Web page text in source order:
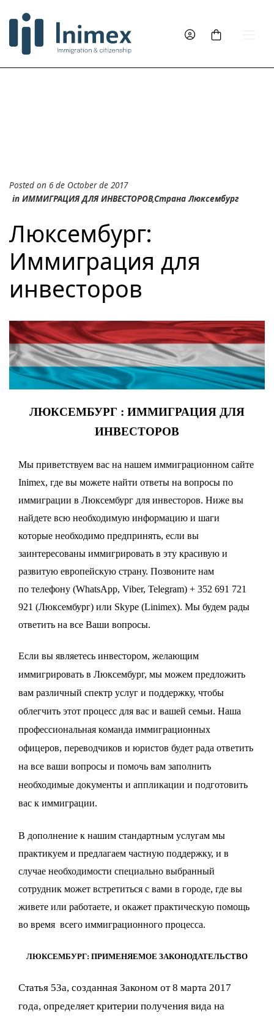
Posted on 6 de October de 2017
in ИММИГРАЦИЯ ДЛЯ ИНВЕСТОРОВ,Страна Люксембург
Люксембург:
Иммиграция для
инвесторов
ЛЮКСЕМБУРГ : ИММИГРАЦИЯ ДЛЯ
ИНВЕСТОРОВ
Мы приветствуем вас на нашем иммиграционном сайте
Inimex, где вы можете найти ответы на вопросы по
иммиграции в Люксембург для инвесторов. Ниже вы
найдете всю необходимую информацию и шаги
которые необходимо предпринять, если вы
заинтересованы иммигрировать в эту красивую и
развитую европейскую страну. Позвоните нам
по телефону (WhatsApp, Viber, Telegram) + 352 691 721
921 (Люксембург) или Skype (Linimex). Мы будем рады
ответить на все Ваши вопросы.
Если вы являетесь инвестором, желающим
иммигрировать в Люксембург, мы можем предложить
вам различный спектр услуг и поддержку, чтобы
облегчить этот процесс для вас и вашей семьи. Наша
профессиональная команда иммиграционных
офицеров, переводчиков и юристов будет рада ответить
на все ваши вопросы и помочь вам заполнить
необходимые документы и аппликации и подготовить
вас к иммиграции.
В дополнение к нашим стандартным услугам мы
практикуем и предлагаем частную поддержку, и в
случае необходимости специально выбранный
сотрудник может встретиться с вами в городе, где вы
живете или работаете, и окажет практическую помощь
во время всего иммиграционного процесса.
ЛЮКСЕМБУРГ: ПРИМЕНЯЕМОЕ ЗАКОНОДАТЕЛЬСТВО
Статья 53а, созданная Законом от 8 марта 2017
года, определяет критерии получения вида на